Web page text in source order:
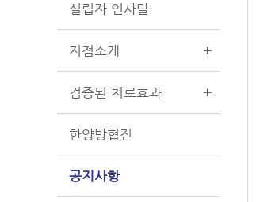
설립자 인사말
지점소개 +
검증된 치료효과 +
한양방협진
공지사항